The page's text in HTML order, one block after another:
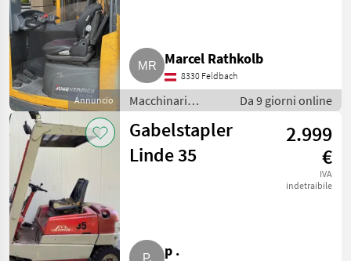
Annuncio
Marcel Rathkolb
8330 Feldbach
Macchinari
elevatori e per
magazzino /
Carrelli elevatori
Da 9 giorni online
Gabelstapler
Linde 35
2.999
€
IVA
indetraibile
p .